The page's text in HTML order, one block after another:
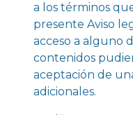
a los términos
presente Aviso
acceso a alguno
contenidos
aceptación de
adicionales.